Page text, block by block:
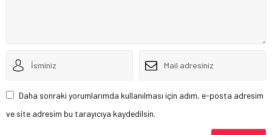
Daha sonraki yorumlarımda kullanılması için adım, e-posta adresim
ve site adresim bu tarayıcıya kaydedilsin.